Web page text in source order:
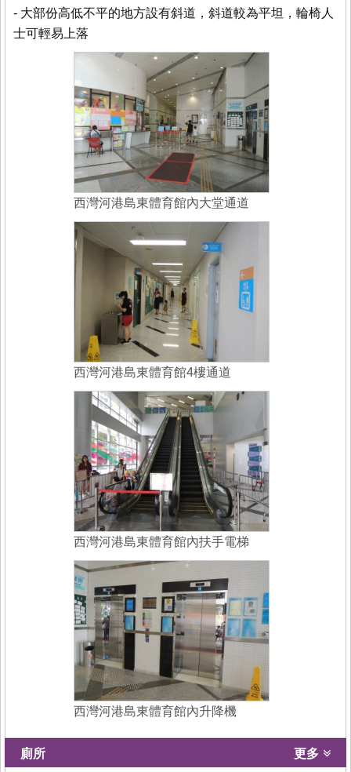
- 大部份高低不平的地方設有斜道，斜道較為平坦，輪椅人
士可輕易上落
西灣河港島東體育館內大堂通道
西灣河港島東體育館4樓通道
西灣河港島東體育館內扶手電梯
西灣河港島東體育館內升降機
廁所 更多